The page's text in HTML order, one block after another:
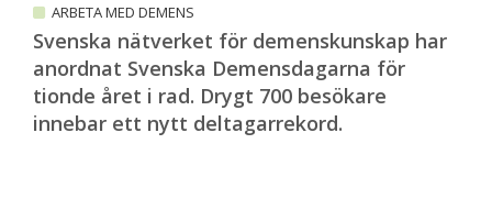
ARBETA MED DEMENS
Svenska nätverket för demenskunskap har
anordnat Svenska Demensdagarna för
tionde året i rad. Drygt 700 besökare
innebar ett nytt deltagarrekord.